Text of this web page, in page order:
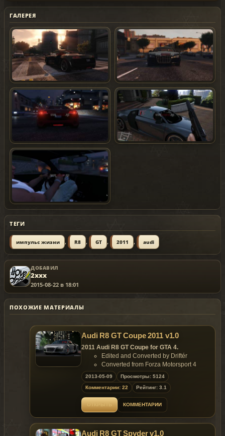
ГАЛЕРЕЯ
ТЕГИ
импульс жизни , R8 , GT , 2011 , audi
ДОБАВИЛ
2xxx
2015-08-22 в 18:01
ПОХОЖИЕ МАТЕРИАЛЫ
Audi R8 GT Coupe 2011 v1.0
2011 Audi R8 GT Coupe for GTA 4.
Edited and Converted by Driftér
Converted from Forza Motorsport 4
Features:
High Quality Model;
Quality Textures;
1 Extra Part (Spoiler);
Realistic Handling;
Template;
Detailed Lods (Lod0, Lod1 and Lod2);
2013-05-09
Просмотры: 5124
Комментарии: 22
Рейтинг: 3.1
КОММЕНТАРИИ
Audi R8 GT Spyder v1.0